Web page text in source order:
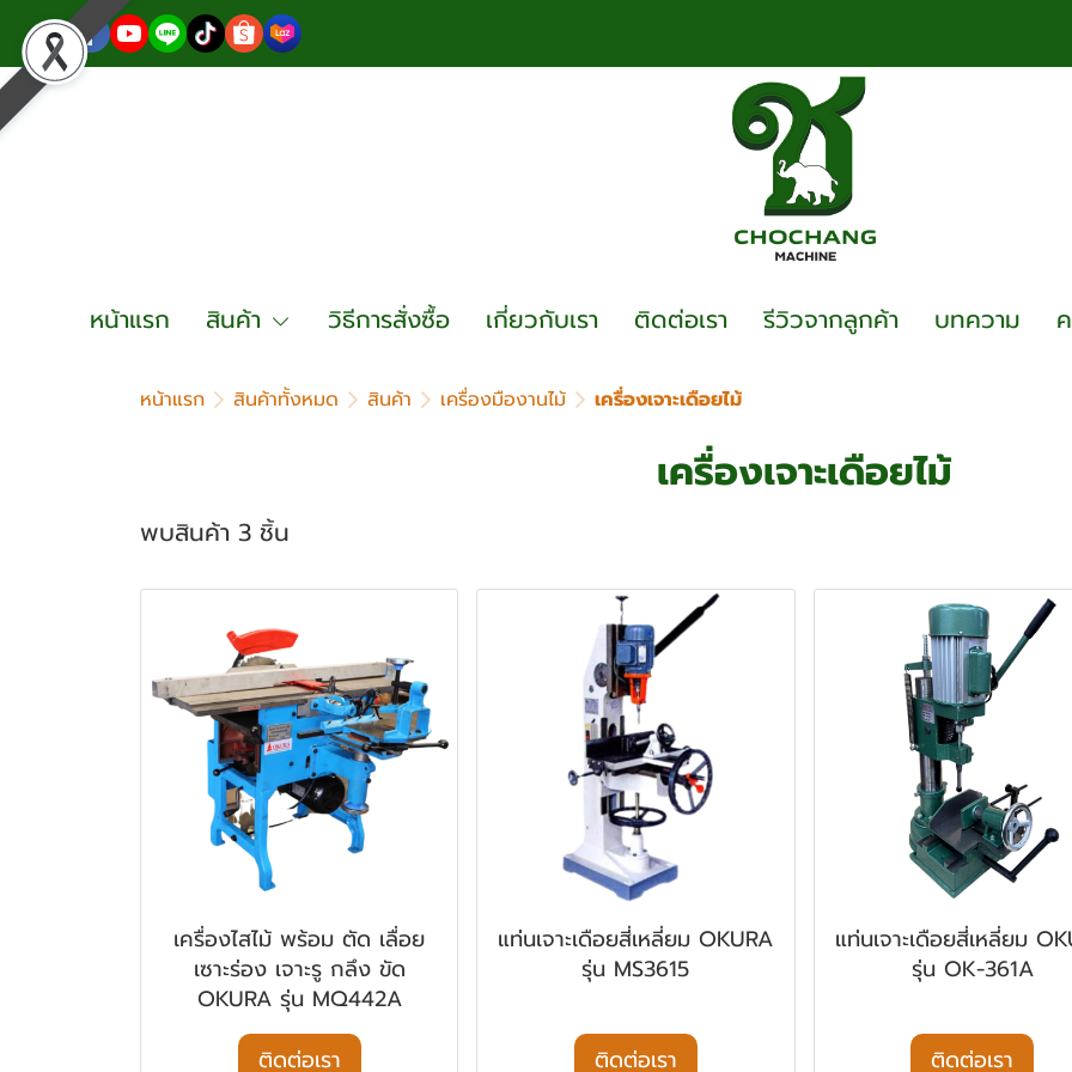
หน้าแรก สินค้า วิธีการสั่งซื้อ เกี่ยวกับเรา ติดต่อเรา รีวิวจากลูกค้า บทความ
หน้าแรก สินค้าทั้งหมด สินค้า เครื่องมืองานไม้ เครื่องเจาะเดือยไม้
เครื่องเจาะเดือยไม้
พบสินค้า 3 ชิ้น
เครื่องไสไม้ พร้อม ตัด เลื่อย
เซาะร่อง เจาะรู กลึง ขัด
OKURA รุ่น MQ442A
ติดต่อเรา
แท่นเจาะเดือยสี่เหลี่ยม OKURA
รุ่น MS3615
ติดต่อเรา
แท่นเจาะเดือยสี่เหลี่ยม
รุ่น OK-361A
ติดต่อเรา